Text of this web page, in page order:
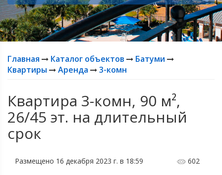
Главная Каталог объектов
Батуми
Квартиры
Аренда 3-комн
Квартира 3-комн, 90 м²,
26/45 эт. на длительный
срок
Размещено 16 декабря 2023 г. в 18:59 602